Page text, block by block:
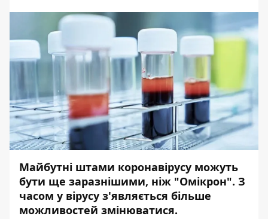
Майбутні штами коронавірусу можуть
бути ще заразнішими, ніж "Омікрон". З
часом у вірусу з'являється більше
можливостей змінюватися.